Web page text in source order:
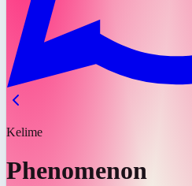
Kelime
Phenomenon